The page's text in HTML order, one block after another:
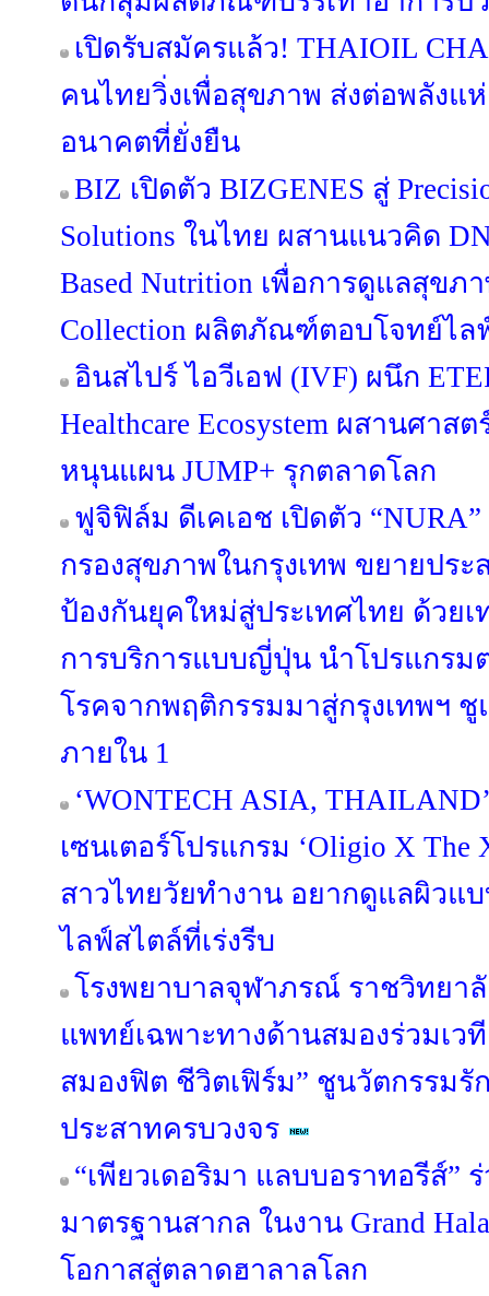
เปิดรับสมัครแล้ว! THAIOIL
คนไทยวิ่งเพื่อสุขภาพ ส่งต่อพลังแ
อนาคตที่ยั่งยืน
BIZ เปิดตัว BIZGENES สู่
Solutions ในไทย ผสานแนวคิด
Based Nutrition เพื่อการดูแลสุขภ
Collection ผลิตภัณฑ์ตอบโจทย์ไล
อินสไปร์ ไอวีเอฟ (IVF) ผนึก
Healthcare Ecosystem ผสานศาสต
หนุนแผน JUMP+ รุกตลาดโลก
ฟูจิฟิล์ม ดีเคเอช เปิดตัว
กรองสุขภาพในกรุงเทพ ขยายปร
ป้องกันยุคใหม่สู่ประเทศไทย ด้วย
การบริการแบบญี่ปุ่น นำโปรแกรม
โรคจากพฤติกรรมมาสู่กรุงเทพฯ
ภายใน 1
‘WONTECH ASIA,
เซนเตอร์โปรแกรม ‘Oligio X The
สาวไทยวัยทำงาน อยากดูแลผิวแ
ไลฟ์สไตล์ที่เร่งรีบ
โรงพยาบาลจุฬาภรณ์ ราชวิทย
แพทย์เฉพาะทางด้านสมองร่วมเวที
สมองฟิต ชีวิตเฟิร์ม” ชูนวัตกรรมรั
ประสาทครบวงจร
“เพียวเดอริมา แลบบอราทอรีส์”
มาตรฐานสากล ในงาน Grand
โอกาสสู่ตลาดฮาลาลโลก